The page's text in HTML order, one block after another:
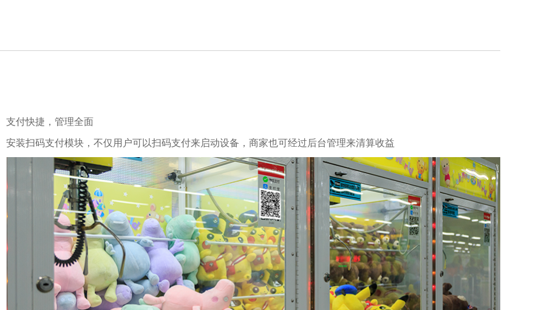
支付快捷，管理全面
安装扫码支付模块，不仅用户可以扫码支付来启动设备，商家也可经过后台管理来清算收益